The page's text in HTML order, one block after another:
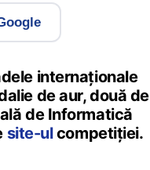
internaționale
de aur, două de
de Informatică
site-ulcompetiției.